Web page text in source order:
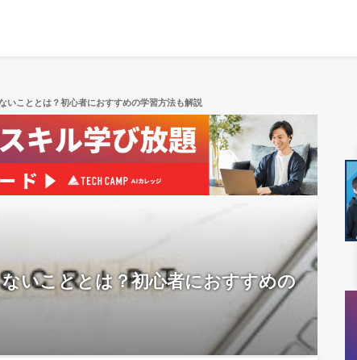
いこととは？初心者におすすめの学習方法も解説
いこととは？初心者におすすめの